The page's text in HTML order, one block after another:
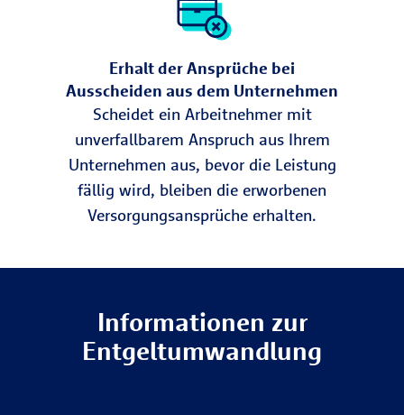
Erhalt der Ansprüche bei
Ausscheiden aus dem Unternehmen
Scheidet ein Arbeitnehmer mit
unverfallbarem Anspruch aus Ihrem
Unternehmen aus, bevor die Leistung
fällig wird, bleiben die erworbenen
Versorgungsansprüche erhalten.
Informationen zur
Entgeltumwandlung